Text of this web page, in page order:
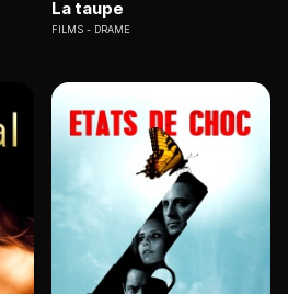
La taupe
FILMS DRAME